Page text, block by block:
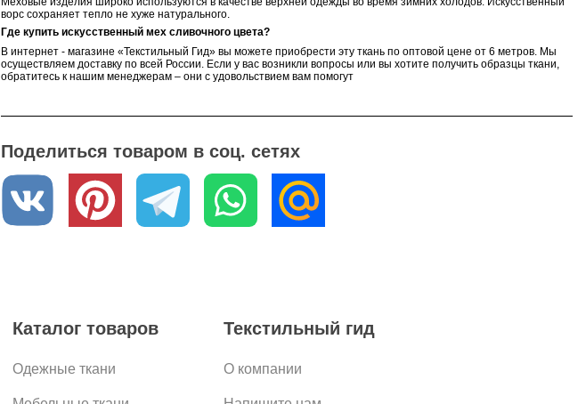
ворс сохраняет тепло не хуже натурального.
Где купить искусственный мех сливочного цвета?
В интернет - магазине «Текстильный Гид» вы можете приобрести эту ткань по оптовой цене от 6 метров. Мы
осуществляем доставку по всей России. Если у вас возникли вопросы или вы хотите получить образцы ткани,
обратитесь к нашим менеджерам – они с удовольствием вам помогут
Поделиться товаром в соц. сетях
Каталог товаров
Одежные ткани
Текстильный гид
О компании